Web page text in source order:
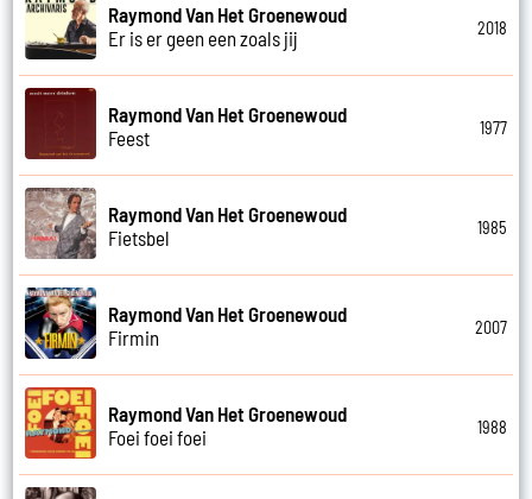
Raymond Van Het Groenewoud
Er is er geen een zoals jij
2018
Raymond Van Het Groenewoud
Feest
1977
Raymond Van Het Groenewoud
Fietsbel
1985
Raymond Van Het Groenewoud
Firmin
2007
Raymond Van Het Groenewoud
Foei foei foei
1988